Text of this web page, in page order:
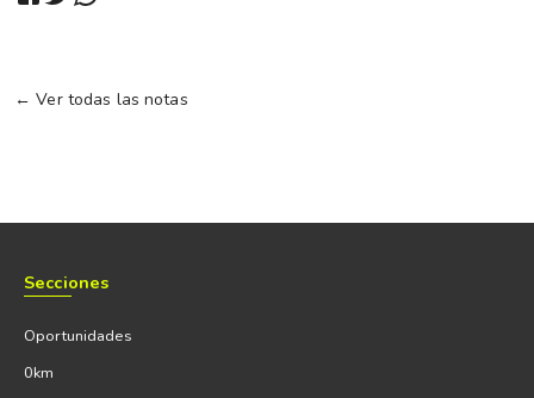
← Ver todas las notas
Secciones
Oportunidades
0km